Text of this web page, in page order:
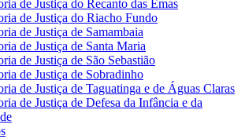
de Justiça do Recanto das Emas
de Justiça do Riacho Fundo
de Justiça de Samambaia
de Justiça de Santa Maria
de Justiça de São Sebastião
de Justiça de Sobradinho
de Justiça de Taguatinga e de Águas Claras
de Justiça de Defesa da Infância e da